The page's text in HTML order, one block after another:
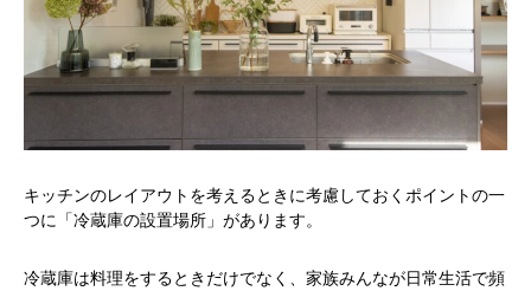
キッチンのレイアウトを考えるときに考慮しておくポイントの一
つに「冷蔵庫の設置場所」があります。
冷蔵庫は料理をするときだけでなく、家族みんなが日常生活で頻